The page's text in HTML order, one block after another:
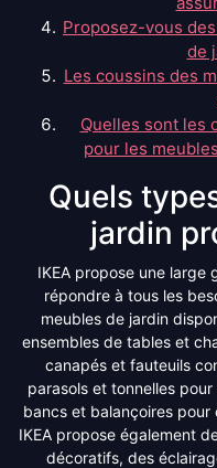
Proposez-vous
de
Les coussins des
Quelles sont les
pour les
Quels
jardin
IKEA propose une large
répondre à tous les
meubles de jardin
ensembles de tables et
canapés et fauteuils
parasols et tonnelles
bancs et balançoires pour
IKEA propose également
décoratifs, des